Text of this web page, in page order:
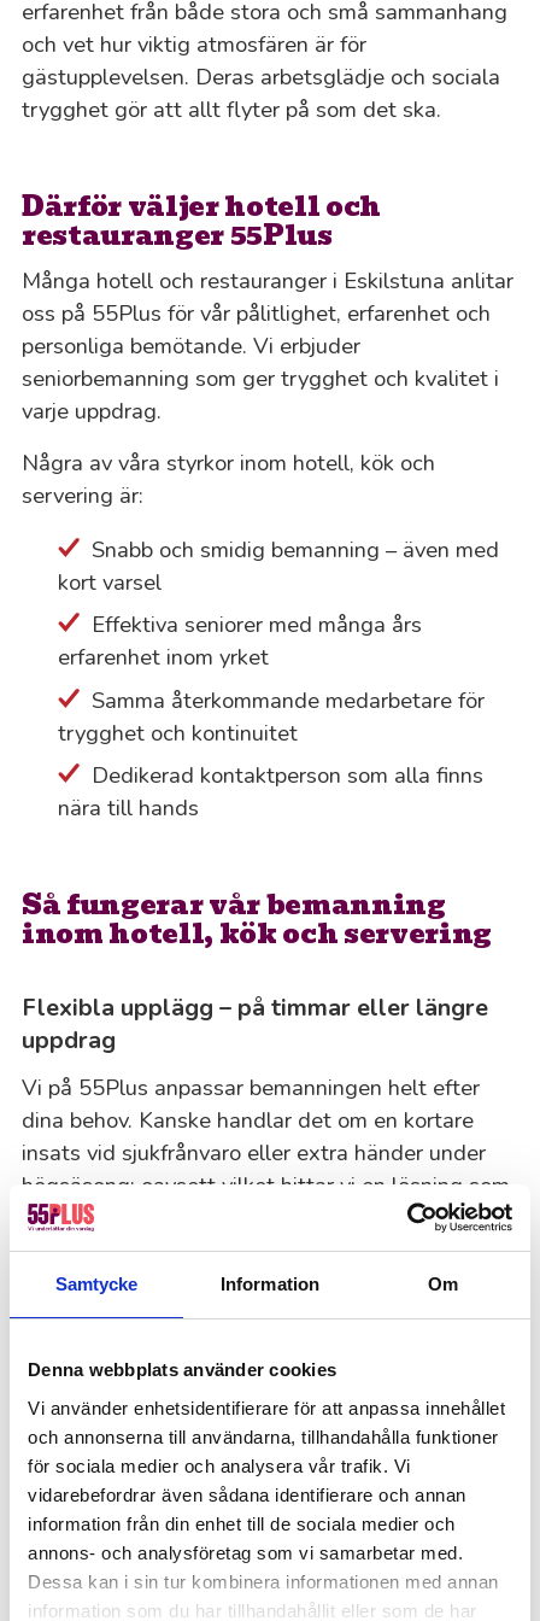
Samtycke Information Om
Denna webbplats använder cookies
Vi använder enhetsidentifierare för att anpassa innehållet
och annonserna till användarna, tillhandahålla funktioner
för sociala medier och analysera vår trafik. Vi
vidarebefordrar även sådana identifierare och annan
information från din enhet till de sociala medier och
annons- och analysföretag som vi samarbetar med.
Dessa kan i sin tur kombinera informationen med annan
information som du har tillhandahållit eller som de har
erfarenhet från både stora och små sammanhang
och vet hur viktig atmosfären är för
gästupplevelsen. Deras arbetsglädje och sociala
trygghet gör att allt flyter på som det ska.
Därför väljer hotell och
restauranger 55Plus
Många hotell och restauranger i Eskilstuna anlitar
oss på 55Plus för vår pålitlighet, erfarenhet och
personliga bemötande. Vi erbjuder
seniorbemanning som ger trygghet och kvalitet i
varje uppdrag.
Några av våra styrkor inom hotell, kök och
servering är:
Snabb och smidig bemanning – även med
kort varsel
Effektiva seniorer med många års
erfarenhet inom yrket
Samma återkommande medarbetare för
trygghet och kontinuitet
Dedikerad kontaktperson som alla finns
nära till hands
Så fungerar vår bemanning
inom hotell, kök och servering
Flexibla upplägg – på timmar eller längre
uppdrag
Vi på 55Plus anpassar bemanningen helt efter
dina behov. Kanske handlar det om en kortare
insats vid sjukfrånvaro eller extra händer under
högsäsong: oavsett vilket hittar vi en lösning som
fungerar. Du bestämmer själv hur länge du vill ha
våra medarbetare på plats.
Enkel process från förfrågan till uppstart
Vi vet att tid är värdefullt, därför håller vi
processen enkel. Du kontaktar oss med dina
behov, vi matchar rätt person och tar hand om allt
runt omkring. Under hela samarbetet har du en
dedikerad kontaktperson som finns till hands för
att underlätta processen och snabbt lösa dina
problem.